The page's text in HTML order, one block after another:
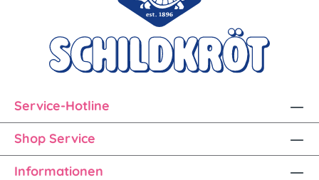
Service-Hotline
Shop Service
Informationen